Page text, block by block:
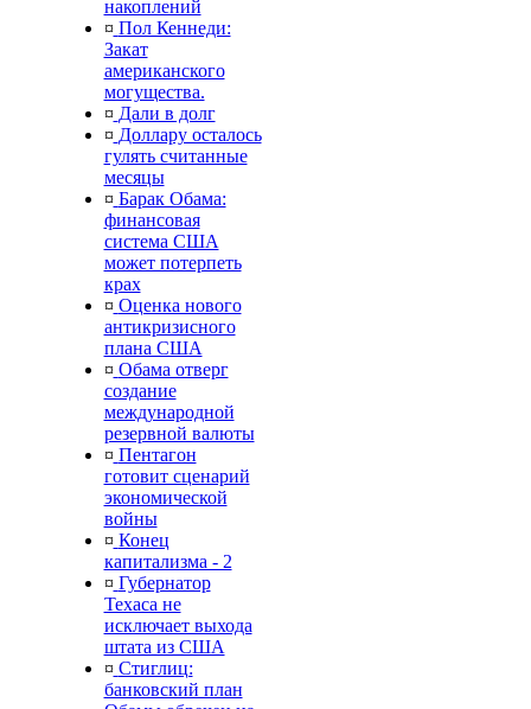
накоплений
¤ Пол Кеннеди:
Закат
американского
могущества.
¤ Дали в долг
¤ Доллару осталось
гулять считанные
месяцы
¤ Барак Обама:
финансовая
система США
может потерпеть
крах
¤ Оценка нового
антикризисного
плана США
¤ Обама отверг
создание
международной
резервной валюты
¤ Пентагон
готовит сценарий
экономической
войны
¤ Конец
капитализма - 2
¤ Губернатор
Техаса не
исключает выхода
штата из США
¤ Стиглиц:
банковский план